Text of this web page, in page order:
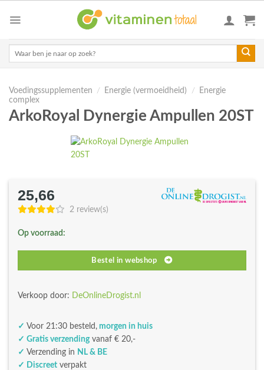
Voedingssupplementen / Energie (vermoeidheid) /
Energie
complex
ArkoRoyal Dynergie Ampullen 20ST
25,66
2 review(s)
Op voorraad:
Bestel in webshop
Verkoop door: DeOnlineDrogist.nl
✓ Voor 21:30 besteld, morgen in huis
✓ Gratis verzendingvanaf € 20,-
✓ Verzending in NL & BE
✓ Discreet verpakt